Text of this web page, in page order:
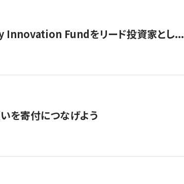
Innovation Fundをリード投資家とし...
を寄付につなげよう